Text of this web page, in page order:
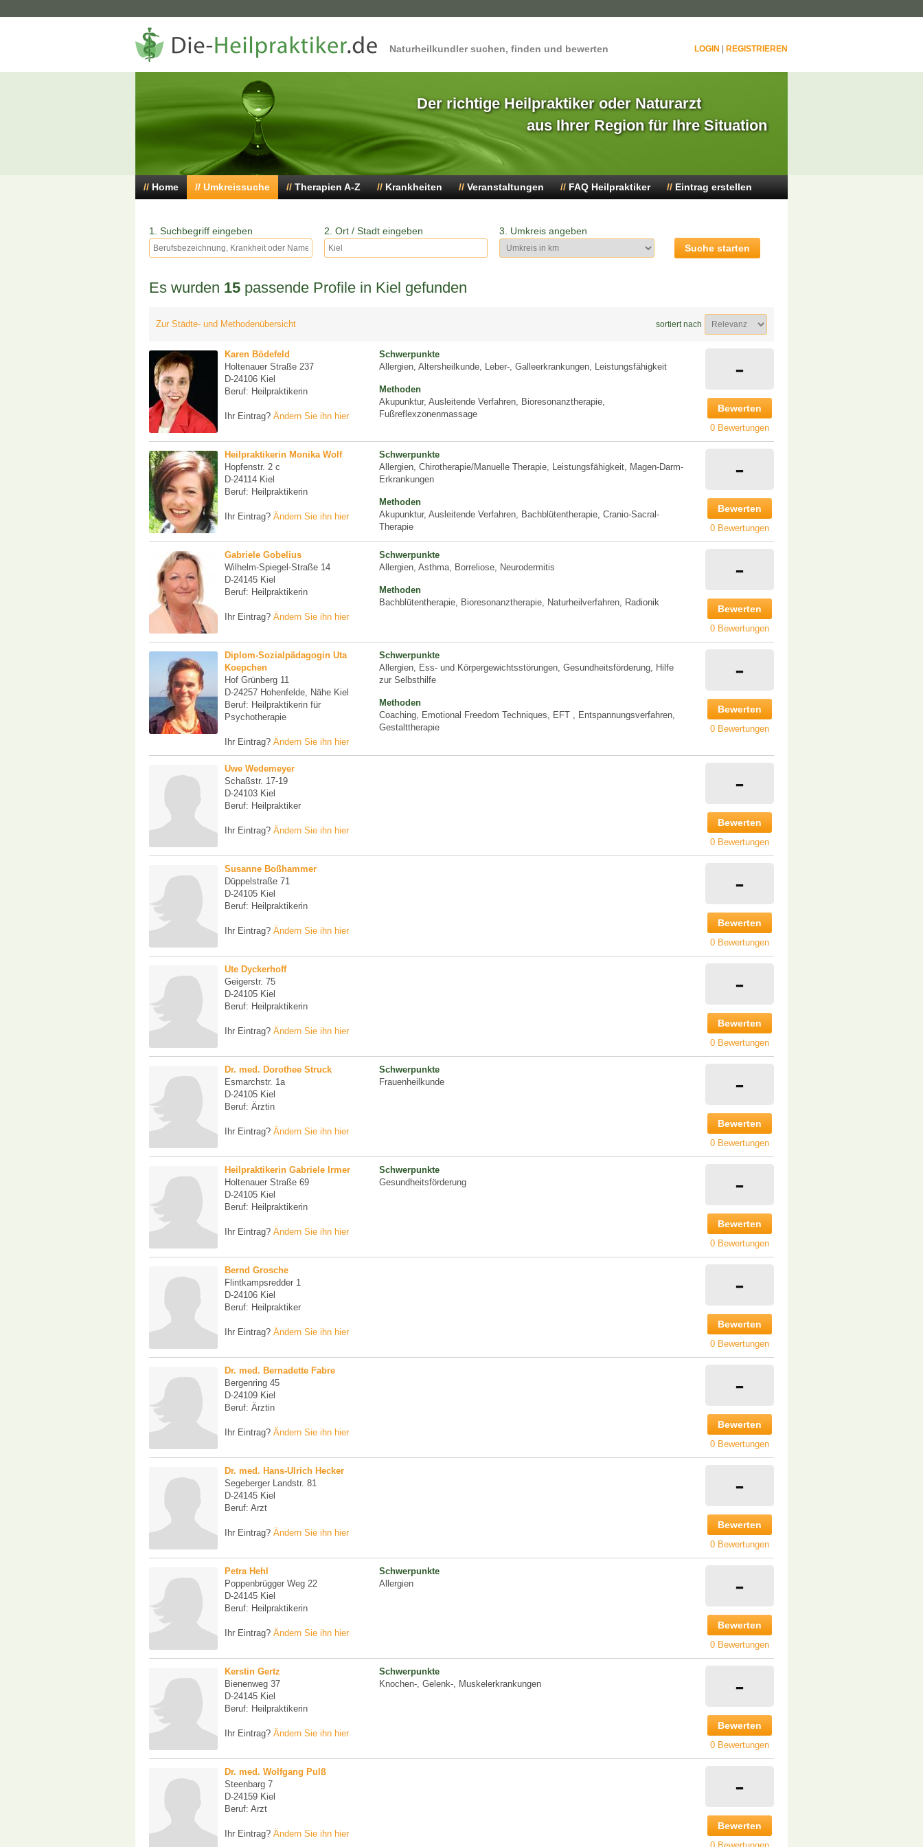
Naturheilkundler suchen, finden und bewerten LOGIN REGISTRIEREN
Der richtige Heilpraktiker oder Naturarzt
aus Ihrer Region für Ihre Situation
Home Umkreissuche Therapien A-Z Krankheiten Veranstaltungen FAQ Heilpraktiker Eintrag erstellen
1. Suchbegriff eingeben 2. Ort / Stadt eingeben 3. Umkreis angeben
Es wurden 15 passende Profile in Kiel gefunden
Zur Städte- und Methodenübersicht sortiert nach
Karen Bödefeld
Holtenauer Straße 237
D-24106 Kiel
Beruf: Heilpraktikerin
Ihr Eintrag? Ändern Sie ihn hier
Schwerpunkte
Allergien, Altersheilkunde, Leber-, Galleerkrankungen, Leistungsfähigkeit
Methoden
Akupunktur, Ausleitende Verfahren, Bioresonanztherapie,
Fußreflexzonenmassage
-
Bewerten
0 Bewertungen
Heilpraktikerin Monika Wolf
Hopfenstr. 2 c
D-24114 Kiel
Beruf: Heilpraktikerin
Ihr Eintrag? Ändern Sie ihn hier
Schwerpunkte
Allergien, Chirotherapie/Manuelle Therapie, Leistungsfähigkeit, Magen-Darm-
Erkrankungen
Methoden
Akupunktur, Ausleitende Verfahren, Bachblütentherapie, Cranio-Sacral-
Therapie
-
Bewerten
0 Bewertungen
Gabriele Gobelius
Wilhelm-Spiegel-Straße 14
D-24145 Kiel
Beruf: Heilpraktikerin
Ihr Eintrag? Ändern Sie ihn hier
Schwerpunkte
Allergien, Asthma, Borreliose, Neurodermitis
Methoden
Bachblütentherapie, Bioresonanztherapie, Naturheilverfahren, Radionik
-
Bewerten
0 Bewertungen
Diplom-Sozialpädagogin Uta
Koepchen
Hof Grünberg 11
D-24257 Hohenfelde, Nähe Kiel
Beruf: Heilpraktikerin für
Psychotherapie
Ihr Eintrag? Ändern Sie ihn hier
Schwerpunkte
Allergien, Ess- und Körpergewichtsstörungen, Gesundheitsförderung, Hilfe
zur Selbsthilfe
Methoden
Coaching, Emotional Freedom Techniques, EFT , Entspannungsverfahren,
Gestalttherapie
-
Bewerten
0 Bewertungen
Uwe Wedemeyer
Schaßstr. 17-19
D-24103 Kiel
Beruf: Heilpraktiker
Ihr Eintrag? Ändern Sie ihn hier
-
Bewerten
0 Bewertungen
Susanne Boßhammer
Düppelstraße 71
D-24105 Kiel
Beruf: Heilpraktikerin
Ihr Eintrag? Ändern Sie ihn hier
-
Bewerten
0 Bewertungen
Ute Dyckerhoff
Geigerstr. 75
D-24105 Kiel
Beruf: Heilpraktikerin
Ihr Eintrag? Ändern Sie ihn hier
-
Bewerten
0 Bewertungen
Dr. med. Dorothee Struck
Esmarchstr. 1a
D-24105 Kiel
Beruf: Ärztin
Ihr Eintrag? Ändern Sie ihn hier
Schwerpunkte
Frauenheilkunde
-
Bewerten
0 Bewertungen
Heilpraktikerin Gabriele Irmer
Holtenauer Straße 69
D-24105 Kiel
Beruf: Heilpraktikerin
Ihr Eintrag? Ändern Sie ihn hier
Schwerpunkte
Gesundheitsförderung
-
Bewerten
0 Bewertungen
Bernd Grosche
Flintkampsredder 1
D-24106 Kiel
Beruf: Heilpraktiker
Ihr Eintrag? Ändern Sie ihn hier
-
Bewerten
0 Bewertungen
Dr. med. Bernadette Fabre
Bergenring 45
D-24109 Kiel
Beruf: Ärztin
Ihr Eintrag? Ändern Sie ihn hier
-
Bewerten
0 Bewertungen
Dr. med. Hans-Ulrich Hecker
Segeberger Landstr. 81
D-24145 Kiel
Beruf: Arzt
Ihr Eintrag? Ändern Sie ihn hier
-
Bewerten
0 Bewertungen
Petra Hehl
Poppenbrügger Weg 22
D-24145 Kiel
Beruf: Heilpraktikerin
Ihr Eintrag? Ändern Sie ihn hier
Schwerpunkte
Allergien
-
Bewerten
0 Bewertungen
Kerstin Gertz
Bienenweg 37
D-24145 Kiel
Beruf: Heilpraktikerin
Ihr Eintrag? Ändern Sie ihn hier
Schwerpunkte
Knochen-, Gelenk-, Muskelerkrankungen
-
Bewerten
0 Bewertungen
Dr. med. Wolfgang Pulß
Steenbarg 7
D-24159 Kiel
Beruf: Arzt
Ihr Eintrag? Ändern Sie ihn hier
-
Bewerten